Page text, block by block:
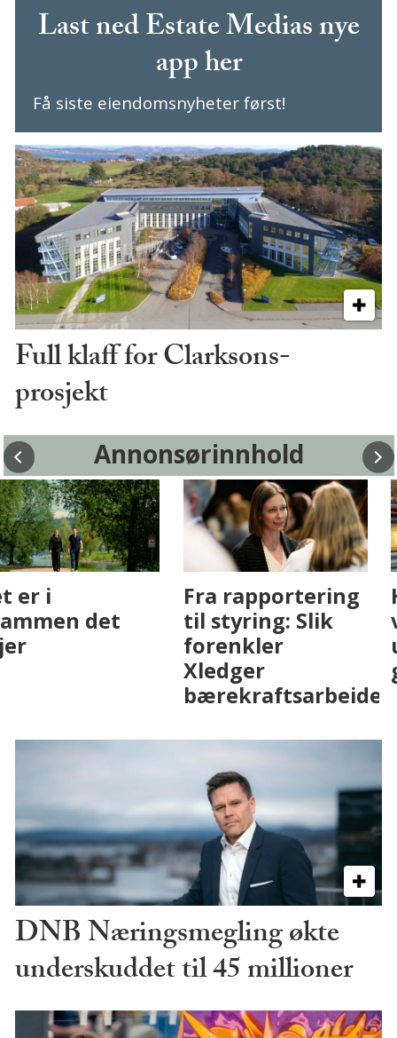
Last ned Estate Medias nye
app her
Få siste eiendomsnyheter først!
Full klaff for Clarksons-
prosjekt
Annonsørinnhold
Fenistra endrer
eiendomsbransjen
med AI. Slik ser vi
Det er i
Drammen det
skjer
DNB Næringsmegling økte
underskuddet til 45 millioner